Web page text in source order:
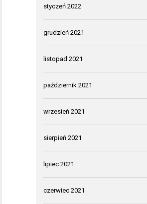
styczeń 2022
grudzień 2021
listopad 2021
październik 2021
wrzesień 2021
sierpień 2021
lipiec 2021
czerwiec 2021